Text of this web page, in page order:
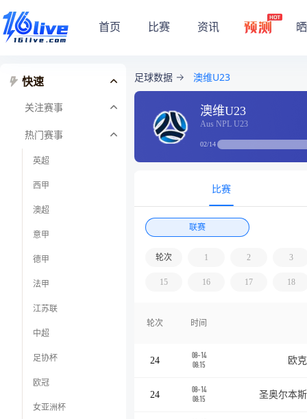
首页 比赛 资讯
快速
关注赛事
热门赛事
英超
西甲
澳超
意甲
德甲
法甲
江苏联
中超
足协杯
欧冠
女亚洲杯
足球数据 澳维U23
澳维U23
Aus NPL U23
02/14
比赛
联赛
轮次 1 2 3
15 16 17 18
轮次 时间
24
08-14
08:15
欧
24
08-14
08:15
圣奥尔本